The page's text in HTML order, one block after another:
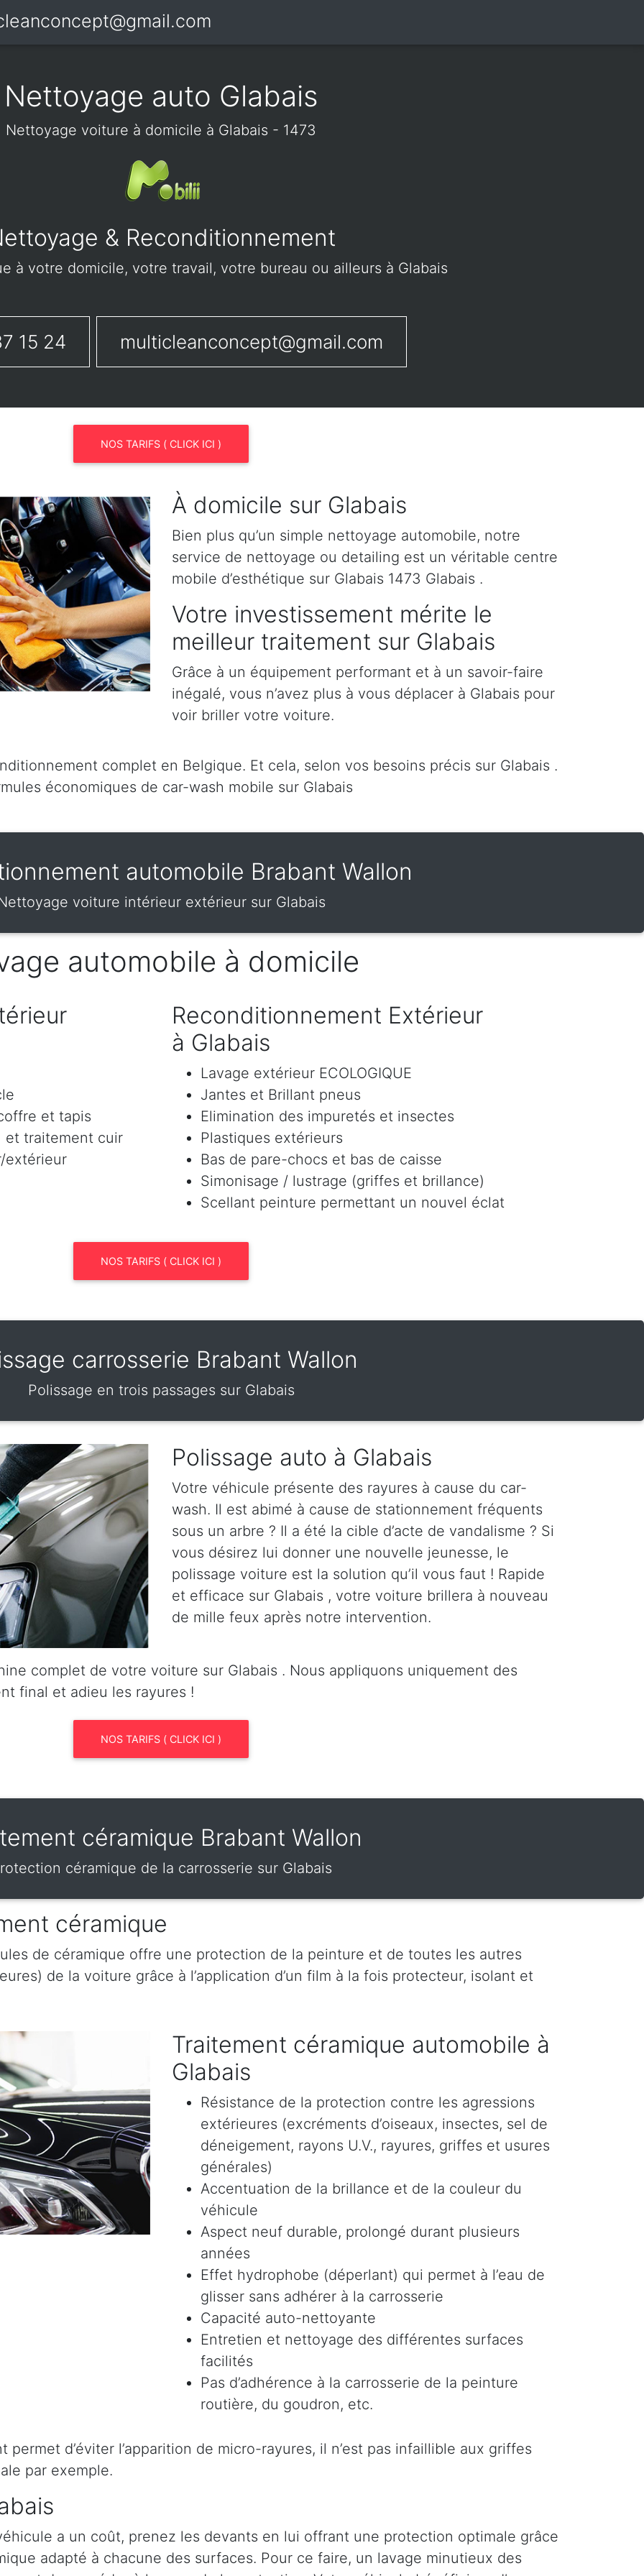
Nettoyage auto Glabais
Nettoyage voiture à domicile à Glabais - 1473
& Reconditionnement
à votre domicile, votre travail, votre bureau ou ailleurs à Glabais
15 24 multicleanconcept@gmail.com
NOS TARIFS ( CLICK ICI )
À domicile sur Glabais
Bien plus qu’un simple nettoyage automobile, notre
service de nettoyage ou detailing est un véritable centre
mobile d’esthétique sur Glabais 1473 Glabais .
Votre investissement mérite le
meilleur traitement sur Glabais
Grâce à un équipement performant et à un savoir-faire
inégalé, vous n’avez plus à vous déplacer à Glabais pour
voir briller votre voiture.
complet en Belgique. Et cela, selon vos besoins précis sur Glabais .
économiques de car-wash mobile sur Glabais
automobile Brabant Wallon
voiture intérieur extérieur sur Glabais
automobile à domicile
et tapis
et traitement cuir
extérieur
Reconditionnement Extérieur
à Glabais
Lavage extérieur ECOLOGIQUE
Jantes et Brillant pneus
Elimination des impuretés et insectes
Plastiques extérieurs
Bas de pare-chocs et bas de caisse
Simonisage / lustrage (griffes et brillance)
Scellant peinture permettant un nouvel éclat
NOS TARIFS ( CLICK ICI )
carrosserie Brabant Wallon
Polissage en trois passages sur Glabais
Polissage auto à Glabais
Votre véhicule présente des rayures à cause du car-
wash. Il est abimé à cause de stationnement fréquents
sous un arbre ? Il a été la cible d’acte de vandalisme ? Si
vous désirez lui donner une nouvelle jeunesse, le
polissage voiture est la solution qu’il vous faut ! Rapide
et efficace sur Glabais , votre voiture brillera à nouveau
de mille feux après notre intervention.
complet de votre voiture sur Glabais . Nous appliquons uniquement des
final et adieu les rayures !
NOS TARIFS ( CLICK ICI )
céramique Brabant Wallon
céramique de la carrosserie sur Glabais
céramique
de céramique offre une protection de la peinture et de toutes les autres
de la voiture grâce à l’application d’un film à la fois protecteur, isolant et
Traitement céramique automobile à
Glabais
Résistance de la protection contre les agressions
extérieures (excréments d’oiseaux, insectes, sel de
déneigement, rayons U.V., rayures, griffes et usures
générales)
Accentuation de la brillance et de la couleur du
véhicule
Aspect neuf durable, prolongé durant plusieurs
années
Effet hydrophobe (déperlant) qui permet à l’eau de
glisser sans adhérer à la carrosserie
Capacité auto-nettoyante
Entretien et nettoyage des différentes surfaces
facilités
Pas d’adhérence à la carrosserie de la peinture
routière, du goudron, etc.
d’éviter l’apparition de micro-rayures, il n’est pas infaillible aux griffes
par exemple.
a un coût, prenez les devants en lui offrant une protection optimale grâce
adapté à chacune des surfaces. Pour ce faire, un lavage minutieux des